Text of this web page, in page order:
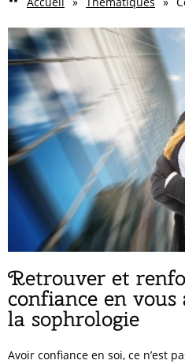
Retrouver et
confiance en
la sophrologie
Avoir confiance en soi, ce n’est